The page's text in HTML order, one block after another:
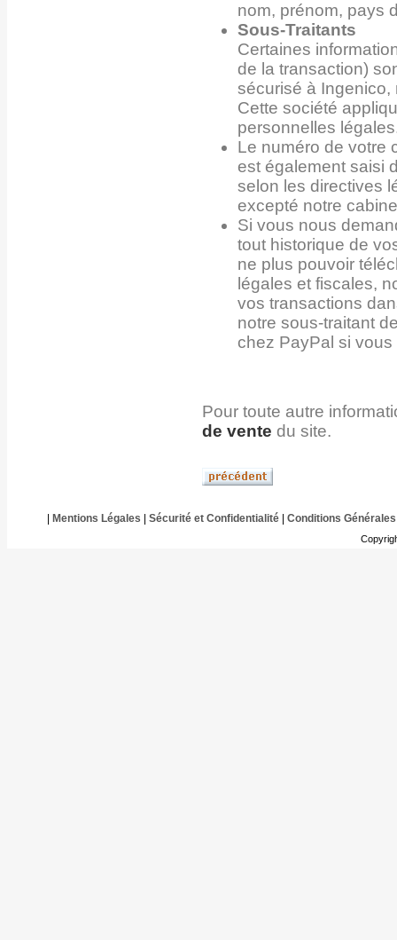
nom, prénom, pays
Sous-Traitants
Certaines
de la transaction)
sécurisé à Ingenico,
Cette société
personnelles
Le numéro de votre
est également saisi
selon les directives
excepté notre
Si vous nous
tout historique de
ne plus pouvoir
légales et fiscales,
vos transactions
notre sous-traitant
chez PayPal si
Pour toute autre
de vente du site.
Mentions Légales Sécurité et Confidentialité| Conditions Générales